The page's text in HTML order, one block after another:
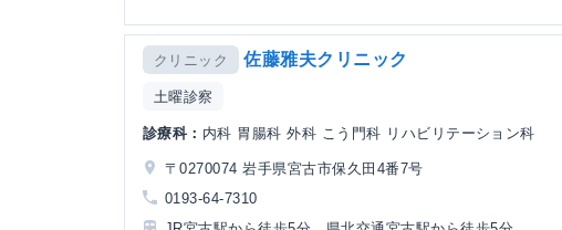
クリニック 佐藤雅夫クリニック
土曜診察
診療科： 内科 胃腸科 外科 こう門科 リハビリテーション科
〒0270074 岩手県宮古市保久田4番7号
0193-64-7310